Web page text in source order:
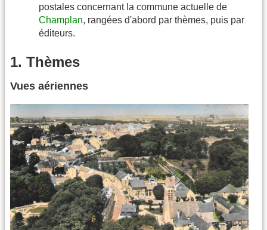
postales concernant la commune actuelle de
Champlan, rangées d'abord par thèmes, puis par
éditeurs.
1. Thèmes
Vues aériennes